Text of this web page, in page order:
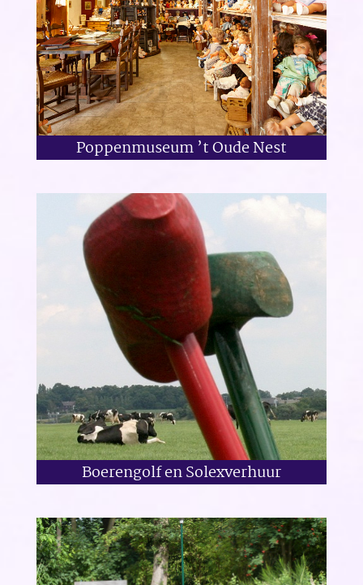
Poppenmuseum ’t Oude Nest
Boerengolf en Solexverhuur